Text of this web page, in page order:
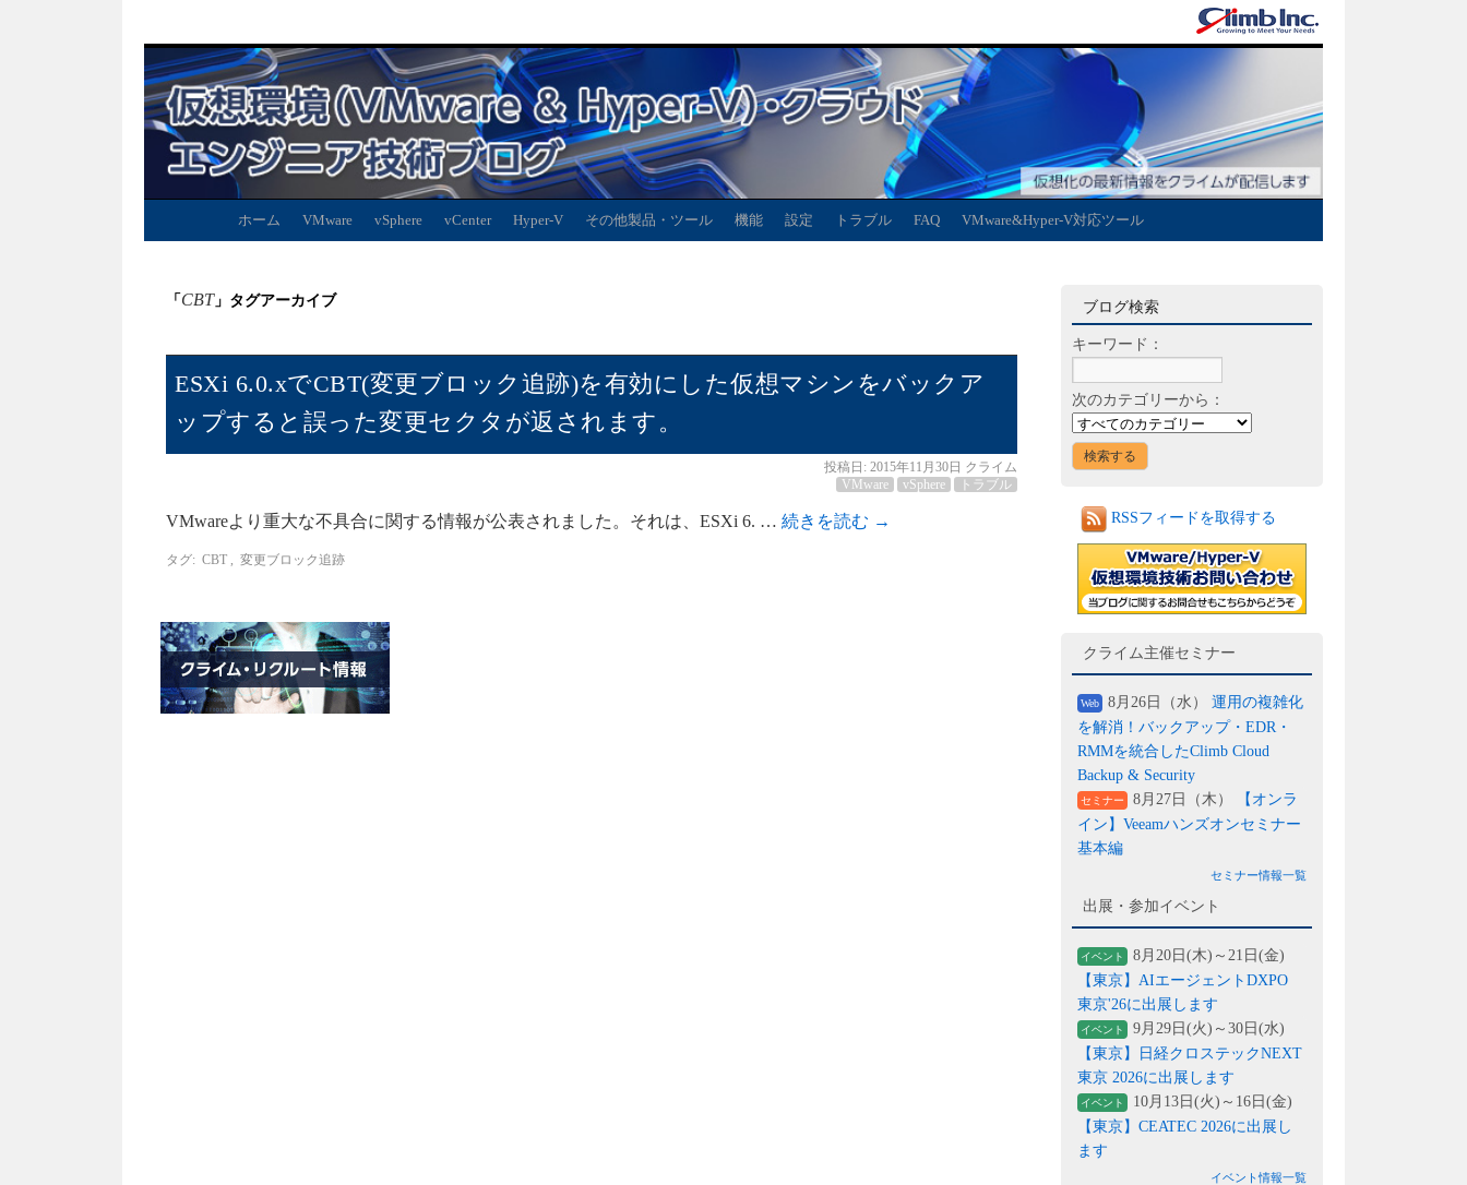
ホーム VMware vSphere vCenter Hyper-V その他製品・ツール 機能 設定 トラブル FAQ VMware&Hyper-V対応ツール
「 CBT」タグアーカイブ
ESXi 6.0.xでCBT(変更ブロック追跡)を有効にした仮想マシンをバックア
ップすると誤った変更セクタが返されます。
投稿日: 2015年11月30日 クライム
VMware
vSphere トラブル
VMwareより重大な不具合に関する情報が公表されました。それは、ESXi 6. … 続きを読む →
タグ: CBT , 変更ブロック追跡
ブログ検索
キーワード：
次のカテゴリーから：
RSSフィードを取得する
クライム主催セミナー
Web 8月26日（水） 運用の複雑化
を解消！バックアップ・EDR・
RMMを統合したClimb Cloud
Backup & Security
セミナー 8月27日（木）
【オンラ
イン】Veeamハンズオンセミナー
基本編
セミナー情報一覧
出展・参加イベント
イベント
8月20日(木)～21日(金)
【東京】AIエージェントDXPO
東京'26に出展します
イベント
9月29日(火)～30日(水)
【東京】日経クロステックNEXT
東京 2026に出展します
イベント
10月13日(火)～16日(金)
【東京】CEATEC 2026に出展し
ます
イベント情報一覧